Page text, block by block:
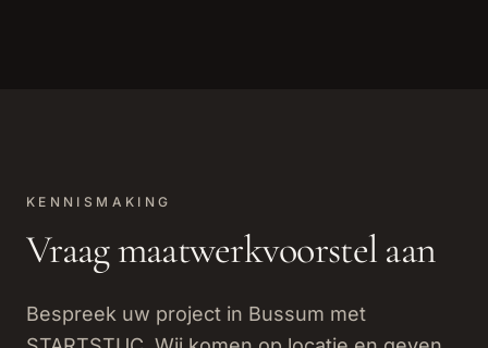
KENNISMAKING
Vraag maatwerkvoorstel aan
Bespreek uw project in Bussum met